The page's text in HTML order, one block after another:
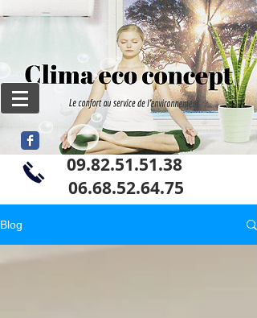
09.82.51.51.38
06.68.52.64.75
Blog